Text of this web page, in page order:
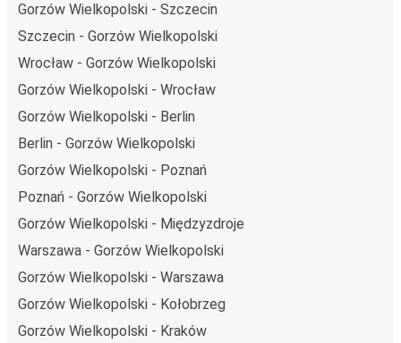
Gorzów Wielkopolski - Szczecin
Szczecin - Gorzów Wielkopolski
Wrocław - Gorzów Wielkopolski
Gorzów Wielkopolski - Wrocław
Gorzów Wielkopolski - Berlin
Berlin - Gorzów Wielkopolski
Gorzów Wielkopolski - Poznań
Poznań - Gorzów Wielkopolski
Gorzów Wielkopolski - Międzyzdroje
Warszawa - Gorzów Wielkopolski
Gorzów Wielkopolski - Warszawa
Gorzów Wielkopolski - Kołobrzeg
Gorzów Wielkopolski - Kraków